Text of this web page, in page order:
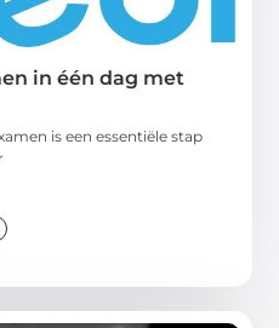
in één dag met
is een essentiële stap